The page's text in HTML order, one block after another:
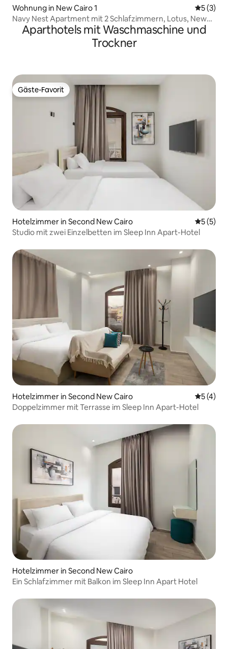
Wohnung in New Cairo 1
5 (3)
Navy Nest Apartment mit 2 Schlafzimmern, Lotus, New
Cairo
Aparthotels mit Waschmaschine und
Trockner
Gäste-Favorit
Gäste-Favorit
Hotelzimmer in Second New Cairo
5 (5)
Studio mit zwei Einzelbetten im Sleep Inn Apart-Hotel
Hotelzimmer in Second New Cairo
5 (4)
Doppelzimmer mit Terrasse im Sleep Inn Apart-Hotel
Hotelzimmer in Second New Cairo
Ein Schlafzimmer mit Balkon im Sleep Inn Apart Hotel